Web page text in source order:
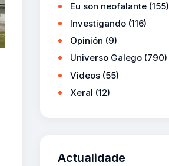
Eu son neofalante (155)
Investigando (116)
Opinión (9)
Universo Galego (790)
Videos (55)
Xeral (12)
Actualidade